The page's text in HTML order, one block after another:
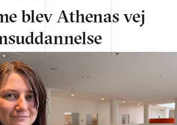
blev Athenas vej